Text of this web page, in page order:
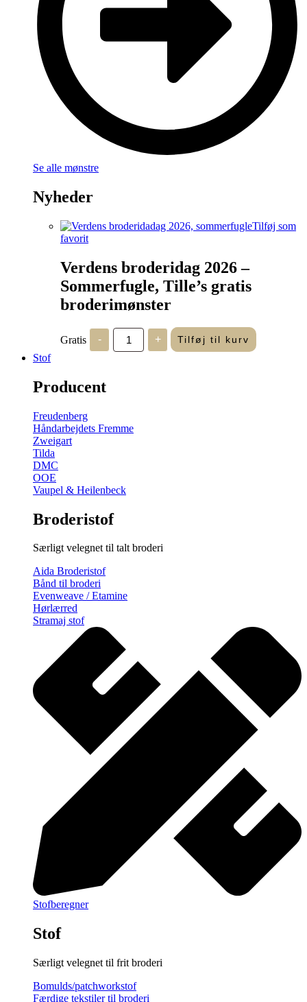
Se alle mønstre
Nyheder
Tilføj som
favorit
Verdens broderidag 2026 –
Sommerfugle, Tille’s gratis
broderimønster
Gratis -
Verdens
broderidag
2026
+ Tilføj til kurv
Stof
Producent
Freudenberg
Håndarbejdets Fremme
Zweigart
Tilda
DMC
OOE
Vaupel & Heilenbeck
Broderistof
Særligt velegnet til talt broderi
Aida Broderistof
Bånd til broderi
Evenweave / Etamine
Hørlærred
Stramaj stof
Stofberegner
Stof
Særligt velegnet til frit broderi
Bomulds/patchworkstof
Færdige tekstiler til broderi